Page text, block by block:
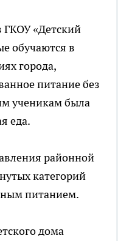
ГКОУ «Детский
обучаются в
города,
питание без
ученикам была
еда.
районной
категорий
питанием.
дома